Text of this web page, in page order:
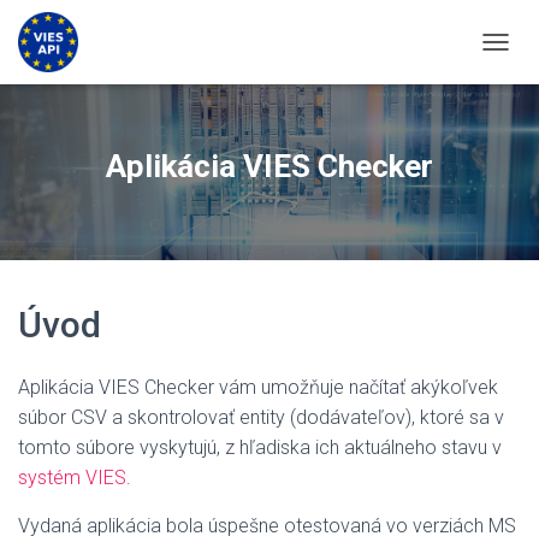
Aplikácia VIES Checker
Úvod
Aplikácia VIES Checker vám umožňuje načítať akýkoľvek
súbor CSV a skontrolovať entity (dodávateľov), ktoré sa v
tomto súbore vyskytujú, z hľadiska ich aktuálneho stavu v
systém VIES.
Vydaná aplikácia bola úspešne otestovaná vo verziách MS